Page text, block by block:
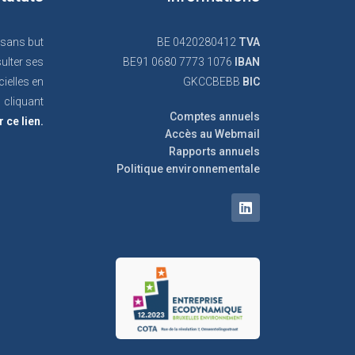
but
ses
en
cliquant
ce lien.
BE 0420280412 TVA
BE91 0680 7773 1076
IBAN
GKCCBEBB BIC
Comptes annuels
Accès au Webmail
Rapports annuels
Politique environnementale